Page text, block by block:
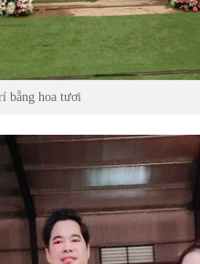
bằng hoa tươi